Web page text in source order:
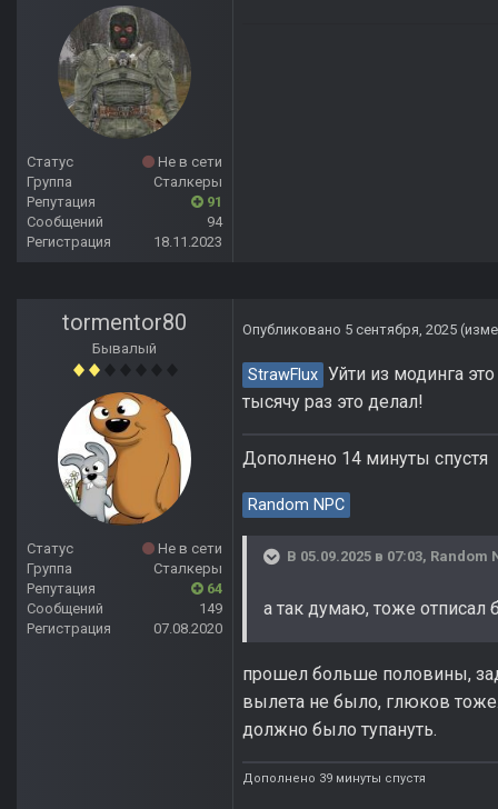
Статус
Не в сети
Группа
Сталкеры
Репутация
91
Сообщений
94
Регистрация
18.11.2023
tormentor80
Бывалый
Статус
Не в сети
Группа
Сталкеры
Репутация
64
Сообщений
149
Регистрация
07.08.2020
Опубликовано 5 сентября, 2025
StrawFlux Уйти из модинга
тысячу раз это делал!
Дополнено 14 минуты спустя
Random NPC
В 05.09.2025 в 07:03, Random
а так думаю, тоже отписал
прошел больше половины,
вылета не было, глюков
должно было тупануть.
Дополнено 39 минуты спустя